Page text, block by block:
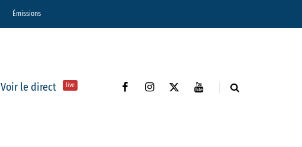
Émissions
Voir le direct live